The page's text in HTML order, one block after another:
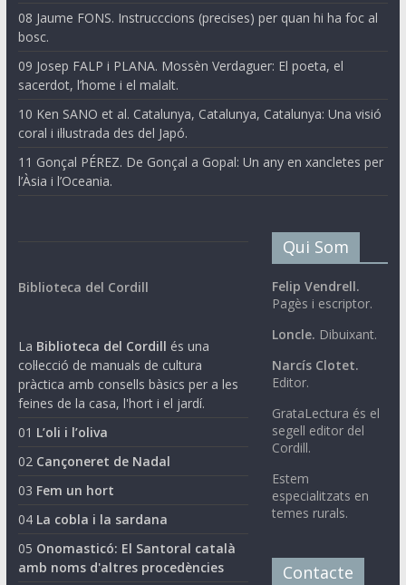
08 Jaume FONS. Instrucccions (precises) per quan hi ha foc al
bosc.
09 Josep FALP i PLANA. Mossèn Verdaguer: El poeta, el
sacerdot, l’home i el malalt.
10 Ken SANO et al. Catalunya, Catalunya, Catalunya: Una visió
coral i il·lustrada des del Japó.
11 Gonçal PÉREZ. De Gonçal a Gopal: Un any en xancletes per
l’Àsia i l’Oceania.
Biblioteca del Cordill
La Biblioteca del Cordill és una
col·lecció de manuals de cultura
pràctica amb consells bàsics per a les
feines de la casa, l'hort i el jardí.
01 L’oli i l’oliva
02 Cançoneret de Nadal
03 Fem un hort
04 La cobla i la sardana
05 Onomasticó: El Santoral català
amb noms d'altres procedències
Qui Som
Felip Vendrell.
Pagès i escriptor.
Loncle. Dibuixant.
Narcís Clotet.
Editor.
GrataLectura és el
segell editor del
Cordill.
Estem
especialitzats en
temes rurals.
Contacte